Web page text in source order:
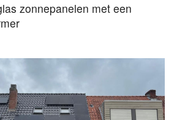
zonnepanelen met een